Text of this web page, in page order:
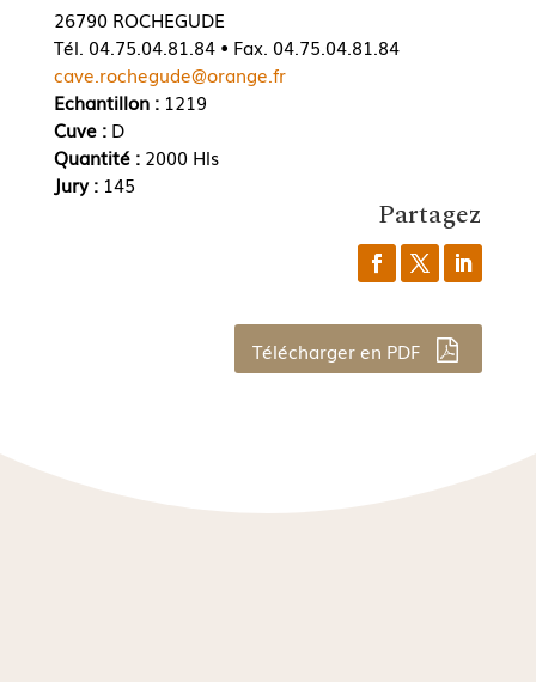
26790 ROCHEGUDE
Tél. 04.75.04.81.84 • Fax. 04.75.04.81.84
cave.rochegude@orange.fr
Echantillon :1219
Cuve : D
Quantité : 2000 Hls
Jury : 145
Partagez
Télécharger en PDF